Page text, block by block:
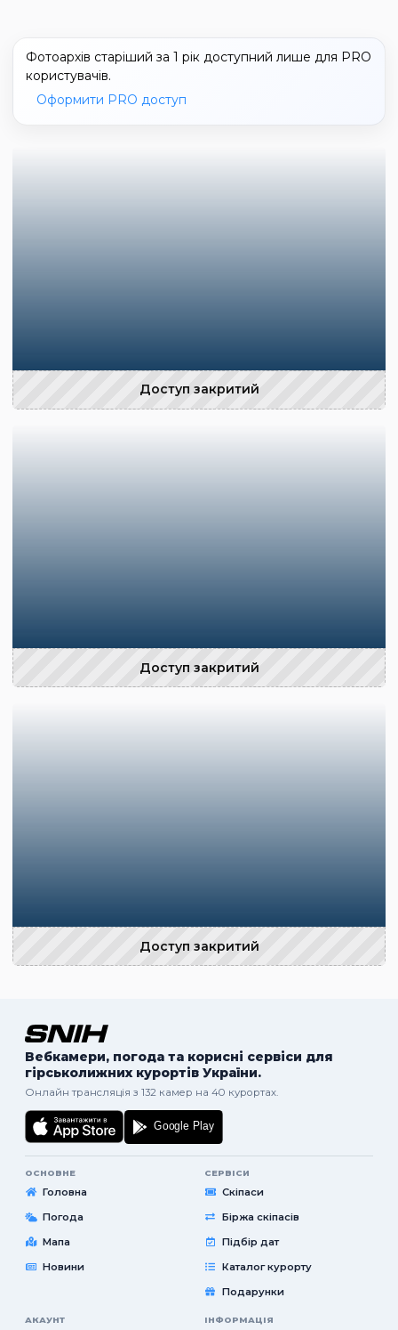
Фотоархів старіший за 1 рік доступний лише для PRO
користувачів.
Оформити PRO доступ
Доступ закритий
Доступ закритий
Доступ закритий
Вебкамери, погода та корисні сервіси для
гірськолижних курортів України.
Онлайн трансляція з 132 камер на 40 курортах.
ОСНОВНЕ
Головна
Погода
Мапа
Новини
СЕРВІСИ
Скіпаси
Біржа скіпасів
Підбір дат
Каталог курорту
Подарунки
АКАУНТ ІНФОРМАЦІЯ